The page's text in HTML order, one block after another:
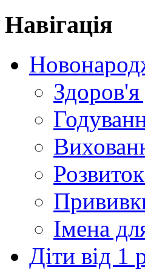
Навігація
Здоров'я
Імена
Діти від 1